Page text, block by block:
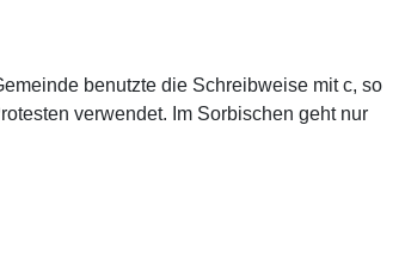
benutzte die Schreibweise mit c, so
verwendet. Im Sorbischen geht nur